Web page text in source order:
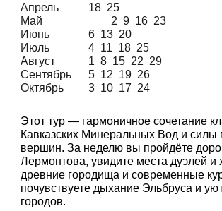
Апрель
18 25
Май
2 9 16 23
Июнь
6 13 20
Июль
4 11 18 25
Август
1 8 15 22 29
Сентябрь
5 12 19 26
Октябрь
3 10 17 24
Этот тур — гармоничное сочетание
Кавказских Минеральных Вод и силы
вершин. За неделю вы пройдёте
Лермонтова, увидите места дуэлей и
древние городища и современные
почувствуете дыхание Эльбруса и
городов.